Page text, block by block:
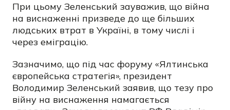
При цьому Зеленський зауважив, що війна
на виснаженні призведе до ще більших
людських втрат в Україні, в тому числі і
через еміграцію.
Зазначимо, що під час форуму «Ялтинська
європейська стратегія», президент
Володимир Зеленський заявив, що тезу про
війну на виснаження намагається